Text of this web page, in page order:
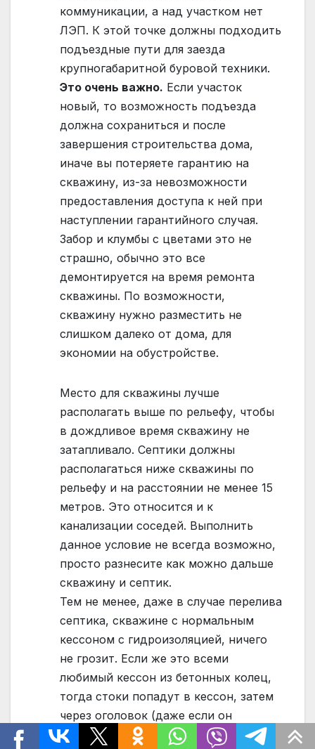
коммуникации, а над участком нет
ЛЭП. К этой точке должны подходить
подъездные пути для заезда
крупногабаритной буровой техники.
Это очень важно. Если участок
новый, то возможность подъезда
должна сохраниться и после
завершения строительства дома,
иначе вы потеряете гарантию на
скважину, из-за невозможности
предоставления доступа к ней при
наступлении гарантийного случая.
Забор и клумбы с цветами это не
страшно, обычно это все
демонтируется на время ремонта
скважины. По возможности,
скважину нужно разместить не
слишком далеко от дома, для
экономии на обустройстве.
Место для скважины лучше
располагать выше по рельефу, чтобы
в дождливое время скважину не
затапливало. Септики должны
располагаться ниже скважины по
рельефу и на расстоянии не менее 15
метров. Это относится и к
канализации соседей. Выполнить
данное условие не всегда возможно,
просто разнесите как можно дальше
скважину и септик.
Тем не менее, даже в случае перелива
септика, скважине с нормальным
кессоном с гидроизоляцией, ничего
не грозит. Если же это всеми
любимый кессон из бетонных колец,
тогда стоки попадут в кессон, затем
через оголовок (даже если он
герметичный) в скважину и на этом